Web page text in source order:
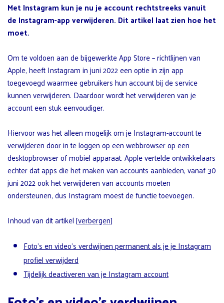
Met Instagram kun je nu je account rechtstreeks vanuit
de Instagram-app verwijderen. Dit artikel laat zien hoe het
moet.
Om te voldoen aan de bijgewerkte App Store – richtlijnen van
Apple, heeft Instagram in juni 2022 een optie in zijn app
toegevoegd waarmee gebruikers hun account bij de service
kunnen verwijderen. Daardoor wordt het verwijderen van je
account een stuk eenvoudiger.
Hiervoor was het alleen mogelijk om je Instagram-account te
verwijderen door in te loggen op een webbrowser op een
desktopbrowser of mobiel apparaat. Apple vertelde ontwikkelaars
echter dat apps die het maken van accounts aanbieden, vanaf 30
juni 2022 ook het verwijderen van accounts moeten
ondersteunen, dus Instagram moest de functie toevoegen.
Inhoud van dit artikel[verbergen]
Foto’s en video’s verdwijnen permanent als je je Instagram
profiel verwijderd
Tijdelijk deactiveren van je Instagram account